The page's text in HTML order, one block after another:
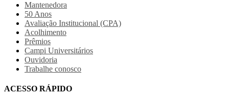
Mantenedora
50 Anos
Avaliação Institucional (CPA)
Acolhimento
Prêmios
Campi Universitários
Ouvidoria
Trabalhe conosco
ACESSO RÁPIDO